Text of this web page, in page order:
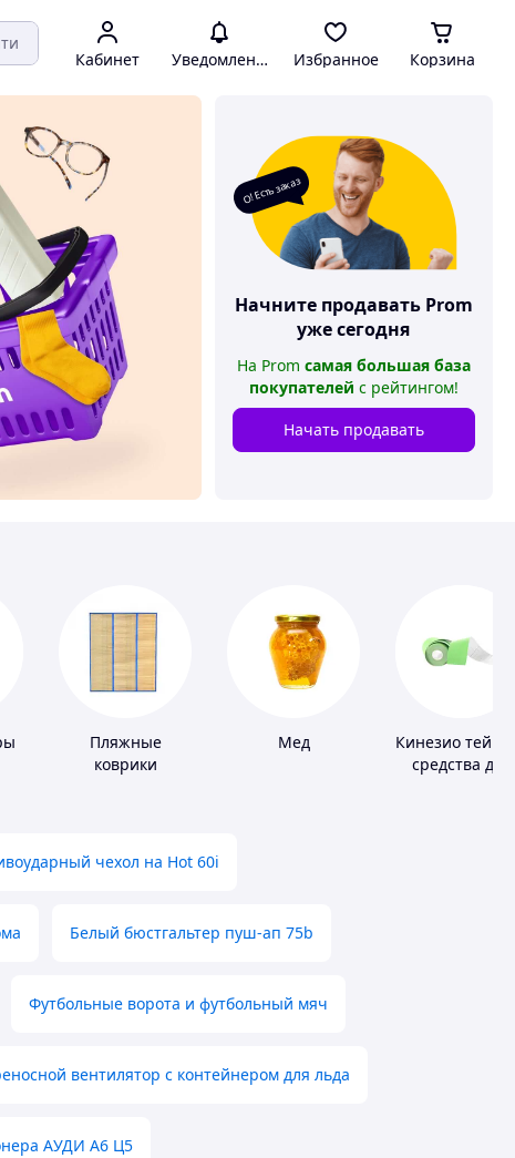
Кабинет Уведомления Избранное Корзина
О! Есть заказ
Начните продавать Prom
уже сегодня
На Prom самая большая база
покупателей с рейтингом!
Начать продавать
Пляжные
коврики
Мед
Кинезио
средства для
чехол на Hot 60i
Белый бюстгальтер пуш-ап 75b
Футбольные ворота и футбольный мяч
вентилятор с контейнером для льда
АУДИ А6 Ц5